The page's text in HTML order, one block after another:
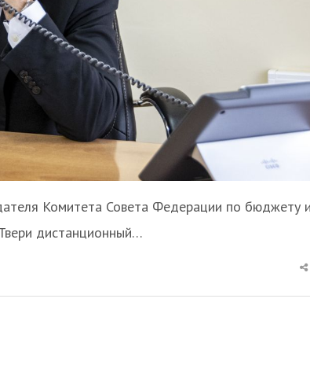
Комитета Совета Федерации по бюджету и
дистанционный…